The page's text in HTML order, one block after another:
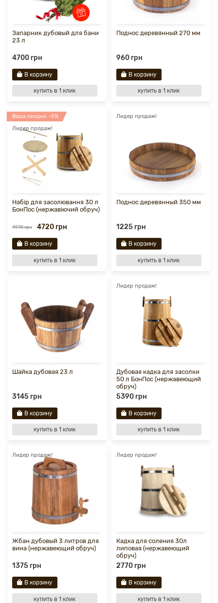
Запарник дубовый для бани
23 л
4700 грн
В корзину
купить в 1 клик
Поднос деревянный 270 мм
960 грн
В корзину
купить в 1 клик
Ваша скидка: -5%
Лидер продаж!
Набір для засолювання 30 л
БонПос (нержавіючий обруч)
4970 грн 4720 грн
В корзину
купить в 1 клик
Лидер продаж!
Поднос деревянный 350 мм
1225 грн
В корзину
купить в 1 клик
Шайка дубовая 23 л
3145 грн
В корзину
купить в 1 клик
Лидер продаж!
Дубовая кадка для засолки
50 л БонПос (нержавеющий
обруч)
5390 грн
В корзину
купить в 1 клик
Лидер продаж!
Жбан дубовый 3 литров для
вина (нержавеющий обруч)
1375 грн
В корзину
купить в 1 клик
Лидер продаж!
Кадка для соления 30л
липовая (нержавеющий
обруч)
2770 грн
В корзину
купить в 1 клик